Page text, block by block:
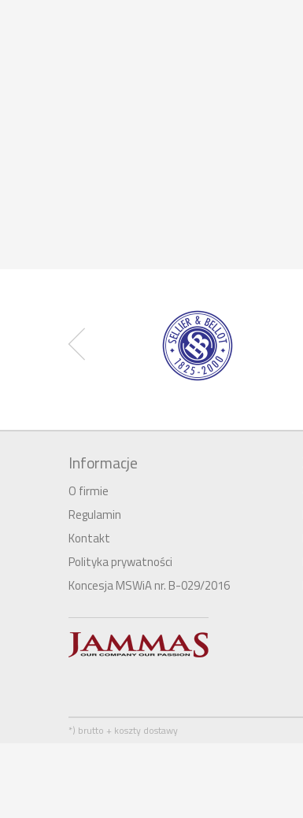
Informacje
O firmie
Regulamin
Kontakt
Polityka prywatności
Koncesja MSWiA nr. B-029/2016
*) brutto + koszty dostawy